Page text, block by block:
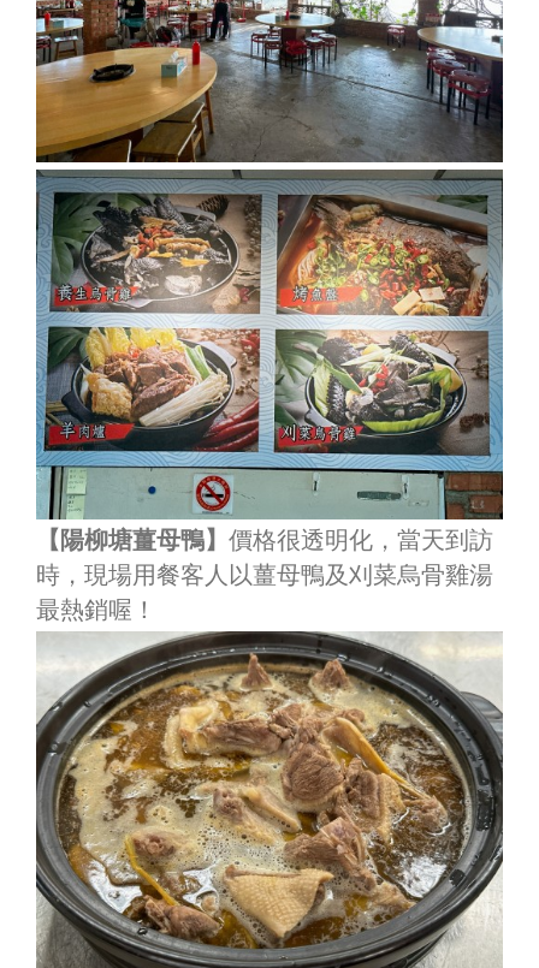
【陽柳塘薑母鴨】 價格很透明化，當天到訪
時，現場用餐客人以薑母鴨及刈菜烏骨雞湯
最熱銷喔！